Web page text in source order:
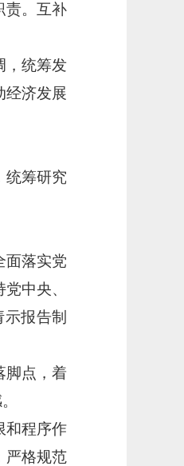
责。互补
，统筹发
经济发展
统筹研究
面落实党
中央、
报告制
脚点，着
和程序作
严格规范